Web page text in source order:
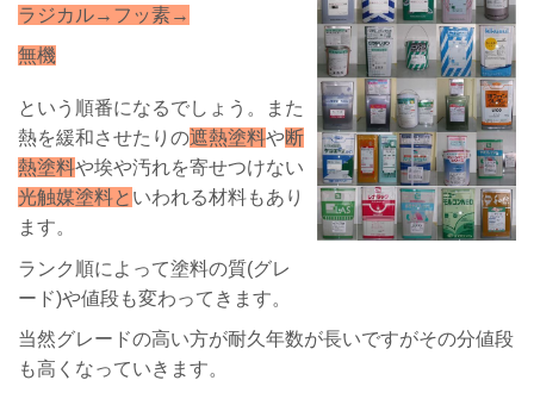
ラジカル→フッ素→
無機
という順番になるでしょう。また
熱を緩和させたりの遮熱塗料や断
熱塗料や埃や汚れを寄せつけない
光触媒塗料と いわれる材料もあり
ます。
ランク順によって塗料の質(グレ
ード)や値段も変わってきます。
当然グレードの高い方が耐久年数が長いですがその分値段
も高くなっていきます。